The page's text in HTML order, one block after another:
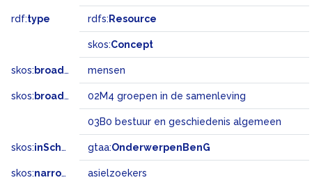
rdf:type rdfs: Resource
skos:Concept
skos: broader mensen
skos: broadMatch 02M4 groepen in de samenleving
03B0 bestuur en geschiedenis algemeen
skos:inScheme gtaa:OnderwerpenBenG
skos:narrower asielzoekers